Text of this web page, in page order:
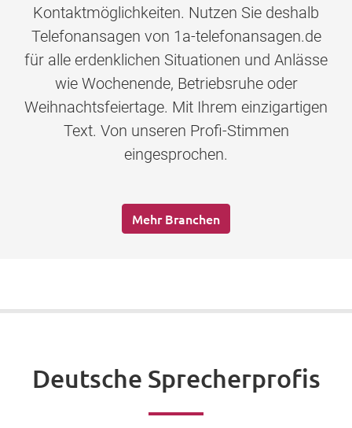
Kontaktmöglichkeiten. Nutzen Sie deshalb
Telefonansagen von 1a-telefonansagen.de
für alle erdenklichen Situationen und Anlässe
wie Wochenende, Betriebsruhe oder
Weihnachtsfeiertage. Mit Ihrem einzigartigen
Text. Von unseren Profi-Stimmen
eingesprochen.
Mehr Branchen
Deutsche Sprecherprofis